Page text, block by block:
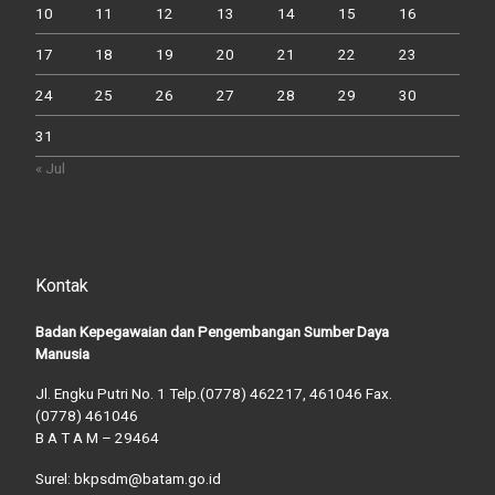
10 11 12 13 14 15 16
17 18 19 20 21 22 23
24 25 26 27 28 29 30
31
« Jul
Kontak
Badan Kepegawaian dan Pengembangan Sumber Daya
Manusia
Jl. Engku Putri No. 1 Telp.(0778) 462217, 461046 Fax.
(0778) 461046
B A T A M – 29464
Surel: bkpsdm@batam.go.id